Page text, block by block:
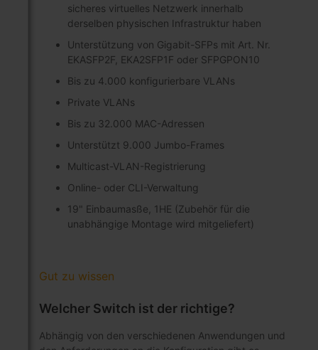
sicheres virtuelles Netzwerk innerhalb
derselben physischen Infrastruktur haben
Unterstützung von Gigabit-SFPs mit Art. Nr.
EKASFP2F, EKA2SFP1F oder SFPGPON10
Bis zu 4.000 konfigurierbare VLANs
Private VLANs
Bis zu 32.000 MAC-Adressen
Unterstützt 9.000 Jumbo-Frames
Multicast-VLAN-Registrierung
Online- oder CLI-Verwaltung
19" Einbaumasße, 1HE (Zubehör für die
unabhängige Montage wird mitgeliefert)
Gut zu wissen
Welcher Switch ist der richtige?
Abhängig von den verschiedenen Anwendungen und